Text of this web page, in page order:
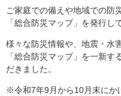
ご家庭での備えや地域での防
「総合防災マップ」を発行し
様々な防災情報や、地震・水
「総合防災マップ」を一新
だきました。
※令和7年9月から10月末にか